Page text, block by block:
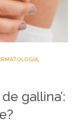
,
gallina’: